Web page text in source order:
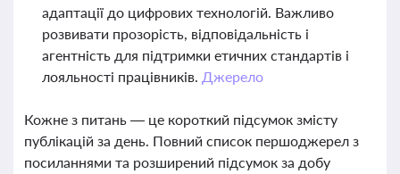
адаптації до цифрових технологій. Важливо
розвивати прозорість, відповідальність і
агентність для підтримки етичних стандартів і
лояльності працівників. Джерело
Кожне з питань — це короткий підсумок змісту
публікацій за день. Повний список першоджерел з
посиланнями та розширений підсумок за добу